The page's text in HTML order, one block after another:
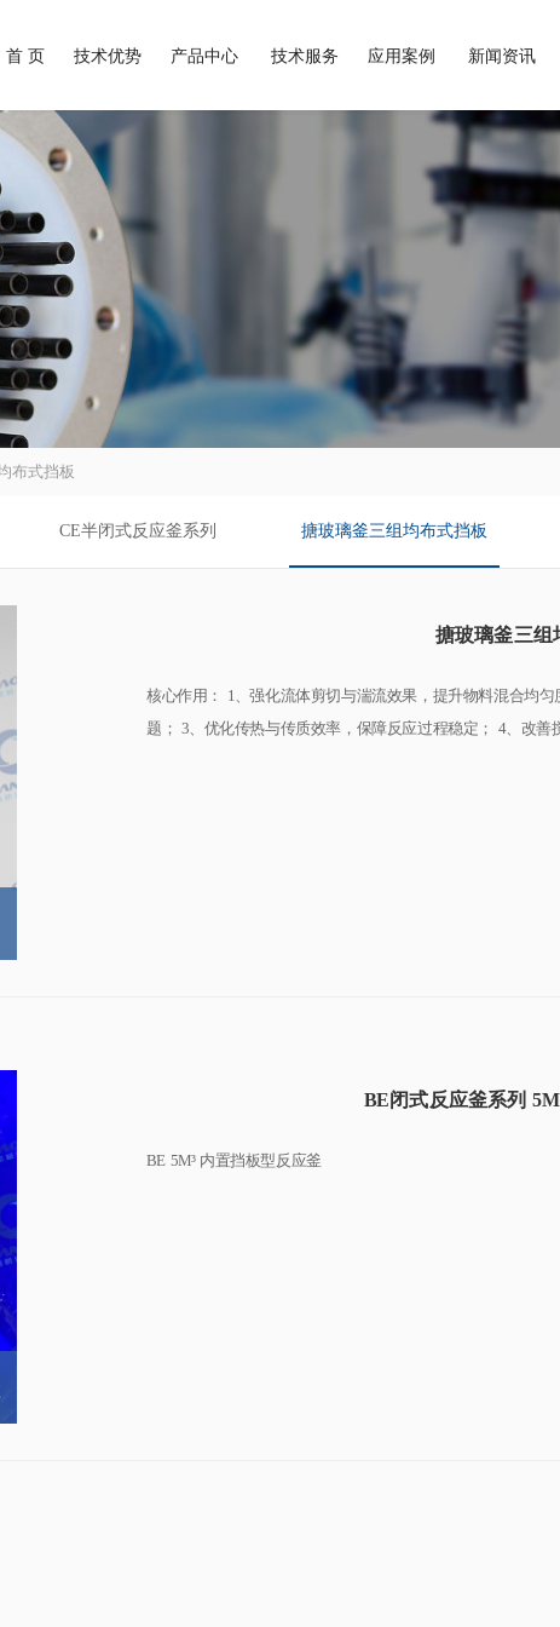
首 页 技术优势 产品中心 技术服务 应用案例 新闻资讯
布式挡板
CE半闭式反应釜系列 搪玻璃釜三组均布式挡板
搪玻璃釜三组
核心作用： 1、强化流体剪切与湍流效果，提升物料混合均
题； 3、优化传热与传质效率，保障反应过程稳定； 4、改善
BE闭式反应釜系列
BE 5M³ 内置挡板型反应釜